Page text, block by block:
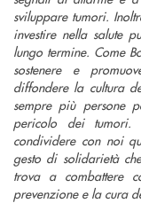
sviluppare tumori.
investire nella salute
lungo termine. Come
sostenere e
diffondere la cultura
sempre più persone
pericolo dei
condividere con noi
gesto di solidarietà
trova a combattere
prevenzione e la cura